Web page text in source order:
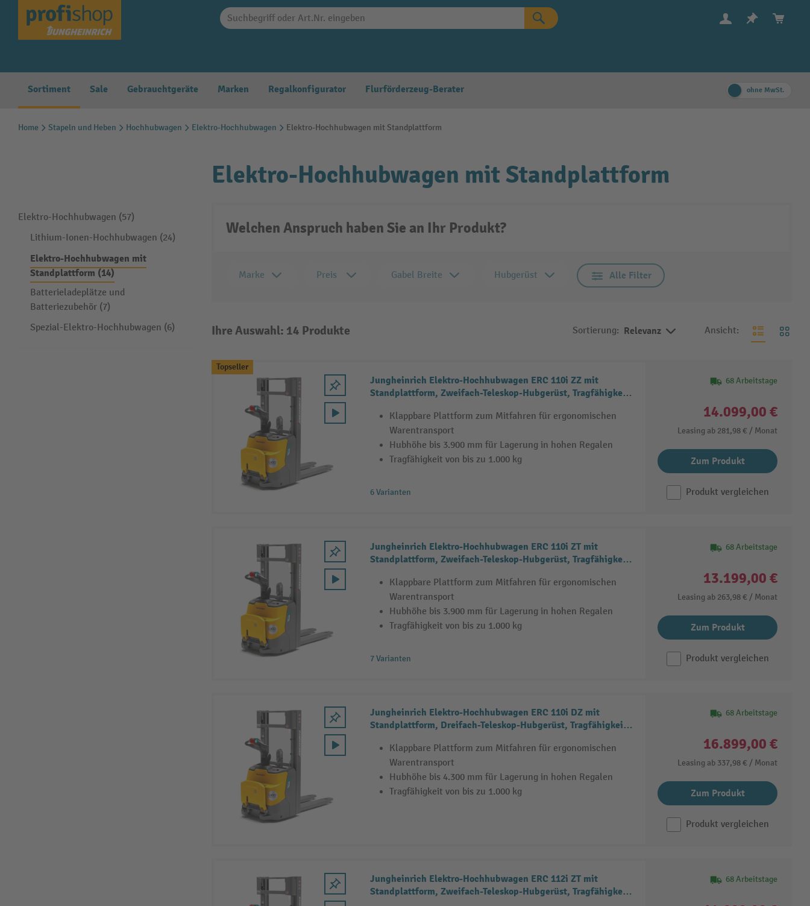
Zur Hauptnavigation springen
Sortiment Sale Gebrauchtgeräte Marken Regalkonfigurator Flurförderzeug-Berater ohne MwSt.
Home Stapeln und Heben Hochhubwagen Elektro-Hochhubwagen Elektro-Hochhubwagen mit Standplattform
Elektro-Hochhubwagen (57)
Lithium-Ionen-Hochhubwagen (24)
Elektro-Hochhubwagen mit
Standplattform (14)
Batterieladeplätze und
Batteriezubehör (7)
Spezial-Elektro-Hochhubwagen (6)
Elektro-Hochhubwagen mit Standplattform
Welchen Anspruch haben Sie an Ihr Produkt?
Marke Preis Gabel Breite Hubgerüst Alle Filter
Ihre Auswahl: 14 Produkte Sortierung: Relevanz Ansicht:
Topseller
Jungheinrich Elektro-Hochhubwagen ERC 110i ZZ mit
Standplattform, Zweifach-Teleskop-Hubgerüst, Tragfähigkeit
Klappbare Plattform zum Mitfahren für ergonomischen
Warentransport
Hubhöhe bis 3.900 mm für Lagerung in hohen Regalen
Tragfähigkeit von bis zu 1.000 kg
6 Varianten
68 Arbeitstage
14.099,00 €
Leasing ab 281,98 € / Monat
Zum Produkt
Produkt vergleichen
Jungheinrich Elektro-Hochhubwagen ERC 110i ZT mit
Standplattform, Zweifach-Teleskop-Hubgerüst, Tragfähigkeit
Klappbare Plattform zum Mitfahren für ergonomischen
Warentransport
Hubhöhe bis 3.900 mm für Lagerung in hohen Regalen
Tragfähigkeit von bis zu 1.000 kg
7 Varianten
68 Arbeitstage
13.199,00 €
Leasing ab 263,98 € / Monat
Zum Produkt
Produkt vergleichen
Jungheinrich Elektro-Hochhubwagen ERC 110i DZ mit
Standplattform, Dreifach-Teleskop-Hubgerüst, Tragfähigkeit
Klappbare Plattform zum Mitfahren für ergonomischen
Warentransport
Hubhöhe bis 4.300 mm für Lagerung in hohen Regalen
Tragfähigkeit von bis zu 1.000 kg
68 Arbeitstage
16.899,00 €
Leasing ab 337,98 € / Monat
Zum Produkt
Produkt vergleichen
Jungheinrich Elektro-Hochhubwagen ERC 112i ZT mit
Standplattform, Zweifach-Teleskop-Hubgerüst, Tragfähigkeit
68 Arbeitstage